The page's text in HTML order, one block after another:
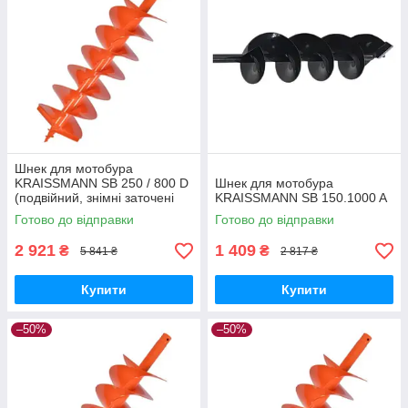
Шнек для мотобура
KRAISSMANN SB 250 / 800 D
(подвійний, знімні заточені
ножі)
Готово до відправки
2 921 ₴ 5 841 ₴
Купити
Шнек для мотобура
KRAISSMANN SB 150.1000 A
Готово до відправки
1 409 ₴ 2 817 ₴
Купити
–50% –50%